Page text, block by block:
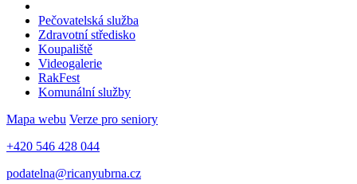
Pečovatelská služba
Zdravotní středisko
Koupaliště
Videogalerie
RakFest
Komunální služby
Mapa webu Verze pro seniory
+420 546 428 044
podatelna@ricanyubrna.cz